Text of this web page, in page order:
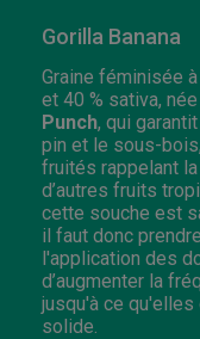
Gorilla Banana
Graine féminisée
et 40 % sativa,
Punch, qui
pin et le sous-
fruités rappelant
d’autres fruits
cette souche est
il faut donc
l'application des
d’augmenter la
jusqu'à ce
solide.